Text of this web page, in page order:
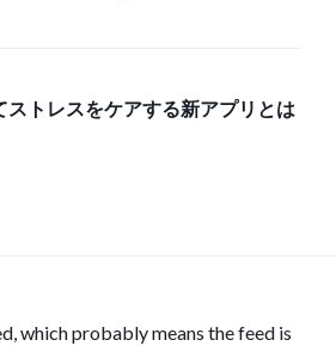
ストレスをケアする新アプリとは
which probably means the feed is